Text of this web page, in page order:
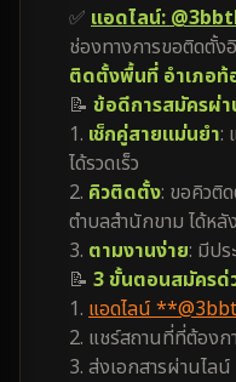
✅ แอดไลน์:
ช่องทางการขอติดตั้ง
ติดตั้งพื้นที่ อำเภอท้
📝 ข้อดีการสมัครผ่
1. เช็กคู่สายแม่นยำ:
ได้รวดเร็ว
2. คิวติดตั้ง: ขอคิวติ
ตำบลสำนักขาม ได้หลั
3. ตามงานง่าย: มีปร
📝 3 ขั้นตอนสมัครด่
1. แอดไลน์
2. แชร์สถานที่ที่ต้องก
3. ส่งเอกสารผ่านไล